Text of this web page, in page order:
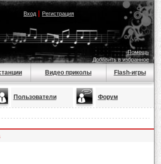
Вход| Регистрация
Помощь
Добавить в избранное
Видео приколы Flash-игры
Пользователи Форум